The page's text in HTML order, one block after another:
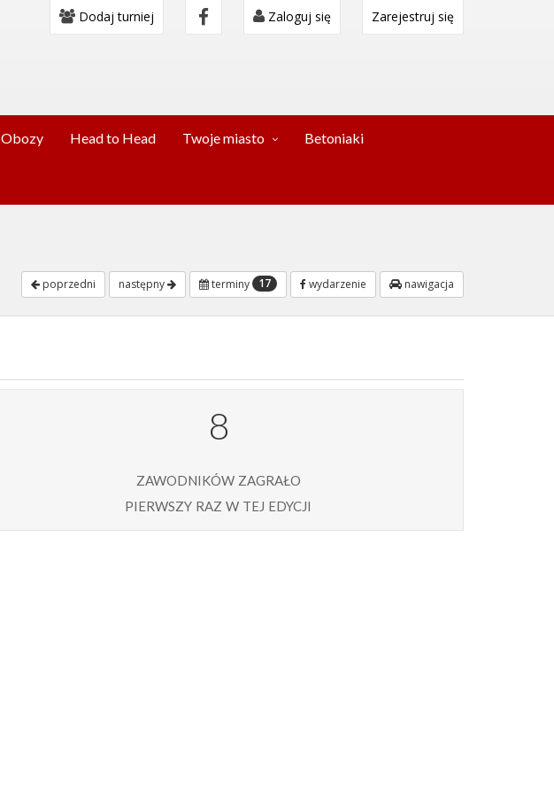
Dodaj turniej Zaloguj się Zarejestruj się
Obozy Head to Head Twoje miasto Betoniaki
poprzedni następny terminy 17 wydarzenie nawigacja
8
zawodników zagrało
pierwszy raz w tej edycji